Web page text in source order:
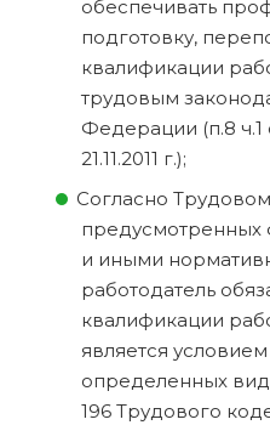
обеспечивать
подготовку,
квалификации
трудовым
Федерации (п.8
21.11.2011 г.);
Согласно
и иными
работодатель
квалификации
является
определенных
196 Трудового